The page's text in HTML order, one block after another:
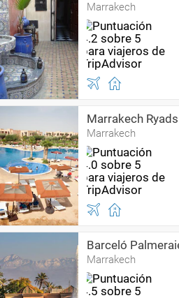
Marrakech
Marrakech
Marrakech
Barceló
Marrakech